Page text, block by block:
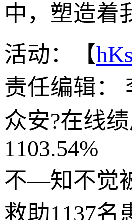
中，塑造着
活动：【
责任编辑：
众安?在线
1103.54%
不—知不觉
救助1137名